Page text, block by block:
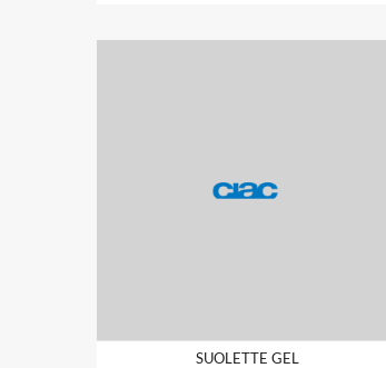
SUOLETTE GEL